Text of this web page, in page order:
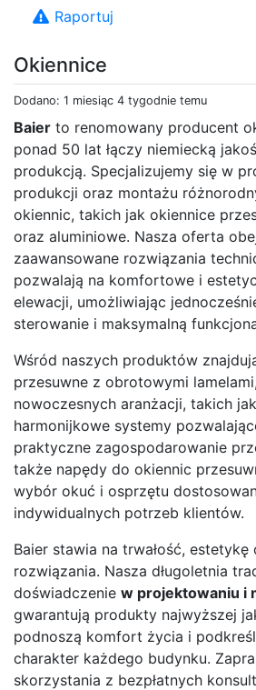
Okiennice
Dodano: 1 miesiąc 4 tygodnie temu
Baier to renomowany producent
ponad 50 lat łączy niemiecką
produkcją. Specjalizujemy się w
produkcji oraz montażu
okiennic, takich jak okiennice
oraz aluminiowe. Nasza oferta
zaawansowane rozwiązania
pozwalają na komfortowe i
elewacji, umożliwiając
sterowanie i maksymalną
Wśród naszych produktów
przesuwne z obrotowymi
nowoczesnych aranżacji, takich
harmonijkowe systemy
praktyczne zagospodarowanie
także napędy do okiennic
wybór okuć i osprzętu
indywidualnych potrzeb klientów.
Baier stawia na trwałość,
rozwiązania. Nasza długoletnia
doświadczenie w projektowaniu i
gwarantują produkty najwyższej
podnoszą komfort życia i
charakter każdego budynku.
skorzystania z bezpłatnych
Raportuj